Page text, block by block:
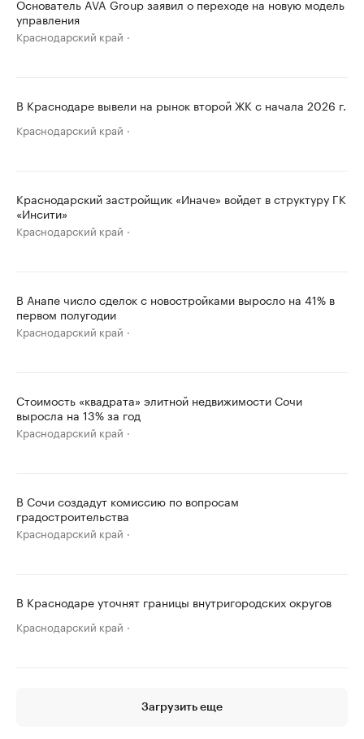
Основатель AVA Group заявил о переходе на новую модель
управления
Краснодарский край
В Краснодаре вывели на рынок второй ЖК с начала 2026 г.
Краснодарский край
Краснодарский застройщик «Иначе» войдет в структуру ГК
«Инсити»
Краснодарский край
В Анапе число сделок с новостройками выросло на 41% в
первом полугодии
Краснодарский край
Стоимость «квадрата» элитной недвижимости Сочи
выросла на 13% за год
Краснодарский край
В Сочи создадут комиссию по вопросам
градостроительства
Краснодарский край
В Краснодаре уточнят границы внутригородских округов
Краснодарский край
Загрузить еще